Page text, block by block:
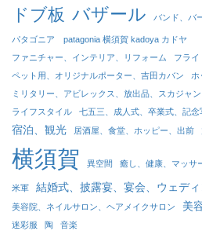
ドブ板 バザール バンド、バ
パタゴニア patagonia 横須賀 kadoya カドヤ
ファニチャー、インテリア、リフォーム
フライ
ペット用、オリジナルポーター、吉田カバン
ホ
ミリタリー、アビレックス、放出品、スカジャン
ライフスタイル
七五三、成人式、卒業式、記念
宿泊、観光 居酒屋、食堂、ホッピー、出前
横須賀 異空間 癒し、健康、マッサ
米軍 結婚式、披露宴、宴会、ウェデ
美容院、ネイルサロン、ヘアメイクサロン 美
迷彩服
陶 音楽